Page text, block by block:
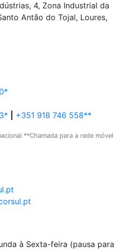
4, Zona Industrial da
Antão do Tojal, Loures,
+351 918 746 558**
**Chamada para a rede móvel
à Sexta-feira (pausa para